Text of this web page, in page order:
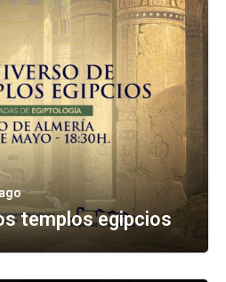
templos egipcios